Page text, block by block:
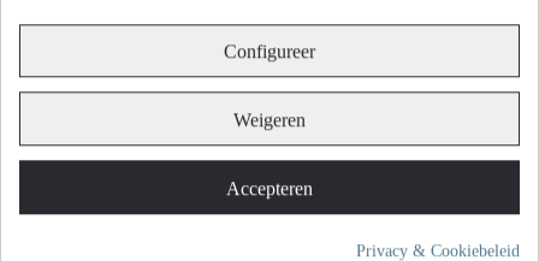
Kranen
Badkamerkranen
Over ons
Kwaliteitsbelofte
Configureer
Weigeren
Accepteren
Privacy & Cookiebeleid